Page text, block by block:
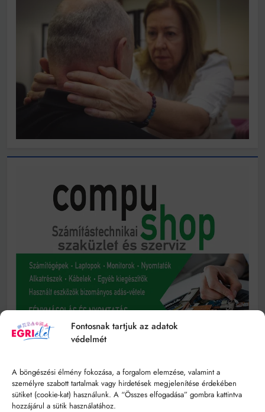
Fontosnak tartjuk az adatok
védelmét
A böngészési élmény fokozása, a forgalom elemzése, valamint a
személyre szabott tartalmak vagy hirdetések megjelenítése érdekében
sütiket (cookie-kat) használunk. A “Összes elfogadása” gombra kattintva
hozzájárul a sütik használatához.